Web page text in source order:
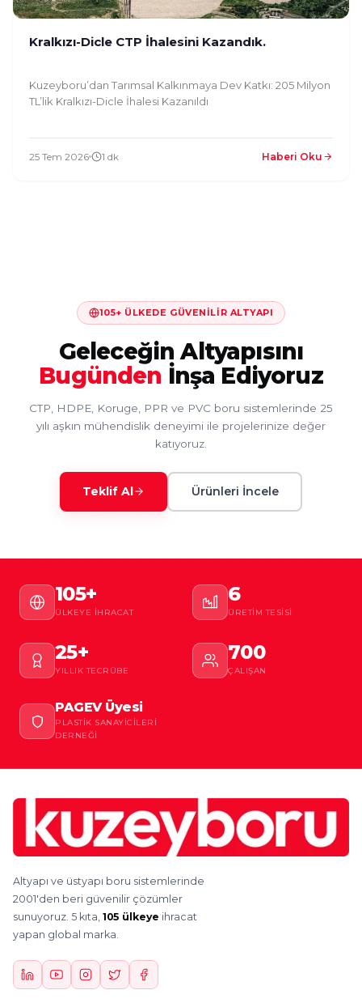
Kralkızı-Dicle CTP İhalesini Kazandık.
Kuzeyboru’dan Tarımsal Kalkınmaya Dev Katkı: 205 Milyon
TL’lik Kralkızı-Dicle İhalesi Kazanıldı
25 Tem 2026 1 dk Haberi Oku
105+ ÜLKEDE GÜVENILIR ALTYAPI
Geleceğin Altyapısını
Bugünden İnşa Ediyoruz
CTP, HDPE, Koruge, PPR ve PVC boru sistemlerinde 25
yılı aşkın mühendislik deneyimi ile projelerinize değer
katıyoruz.
Teklif Al Ürünleri İncele
105+
ÜLKEYE İHRACAT
6
ÜRETIM TESISI
25+
YILLIK TECRÜBE
700
ÇALIŞAN
PAGEV Üyesi
PLASTIK SANAYICILERI
DERNEĞI
Altyapı ve üstyapı boru sistemlerinde
2001'den beri güvenilir çözümler
sunuyoruz. 5 kıta, 105 ülkeye ihracat
yapan global marka.